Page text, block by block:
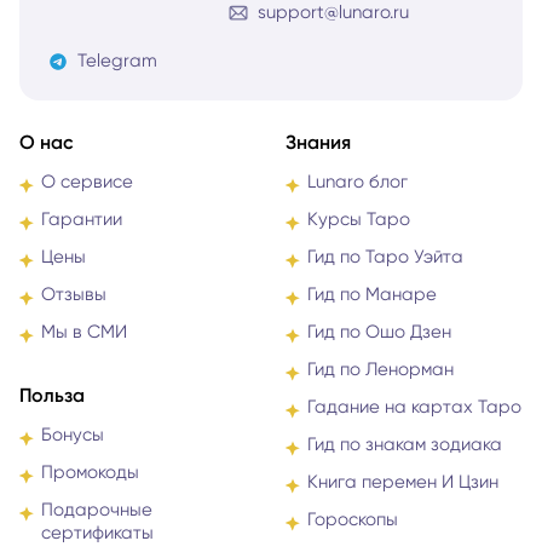
support@lunaro.ru
Telegram
О нас
О сервисе
Гарантии
Цены
Отзывы
Мы в СМИ
Польза
Бонусы
Промокоды
Подарочные
сертификаты
Знания
Lunaro блог
Курсы Таро
Гид по Таро Уэйта
Гид по Манаре
Гид по Ошо Дзен
Гид по Ленорман
Гадание на картах Таро
Гид по знакам зодиака
Книга перемен И Цзин
Гороскопы